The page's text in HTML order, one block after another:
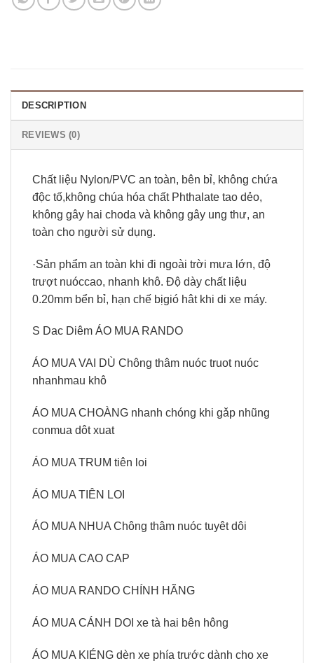
DESCRIPTION
REVIEWS (0)
Chất liệu Nylon/PVC an toàn, bên bỉ, không chứa
độc tố,không chúa hóa chất Phthalate tao dẻo,
không gây hai choda và không gây ung thư, an
toàn cho người sử dụng.
·Sản phẩm an toàn khi đi ngoài trời mưa lớn, độ
trượt nuóccao, nhanh khô. Độ dày chất liệu
0.20mm bển bỉ, hạn chế bịgió hât khi di xe máy.
S Dac Diêm ÁO MUA RANDO
ÁO MUA VAI DÙ Chông thâm nuóc truot nuóc
nhanhmau khô
ÁO MUA CHOÀNG nhanh chóng khi gǎp nhũng
conmua dôt xuat
ÁO MUA TRUM tiên loi
ÁO MUA TIÊN LOI
ÁO MUA NHUA Chông thâm nuóc tuyêt dôi
ÁO MUA CAO CAP
ÁO MUA RANDO CHÍNH HÃNG
ÁO MUA CÁNH DOI xe tà hai bên hông
ÁO MUA KIÉNG dèn xe phía trước dành cho xe